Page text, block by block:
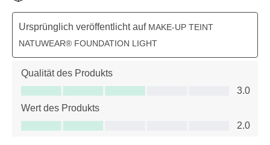
Ursprünglich veröffentlicht auf MAKE-UP TEINT
NATUWEAR® FOUNDATION LIGHT
Qualität des Produkts
Qualität des Produkts, 3.0 von 5
3.0
Wert des Produkts
Wert des Produkts, 2.0 von 5
2.0